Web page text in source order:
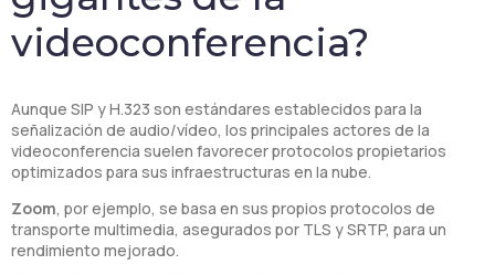
videoconferencia?
Aunque SIP y H.323 son estándares establecidos para la
señalización de audio/vídeo, los principales actores de la
videoconferencia suelen favorecer protocolos propietarios
optimizados para sus infraestructuras en la nube.
Zoom, por ejemplo, se basa en sus propios protocolos de
transporte multimedia, asegurados por TLS y SRTP, para un
rendimiento mejorado.